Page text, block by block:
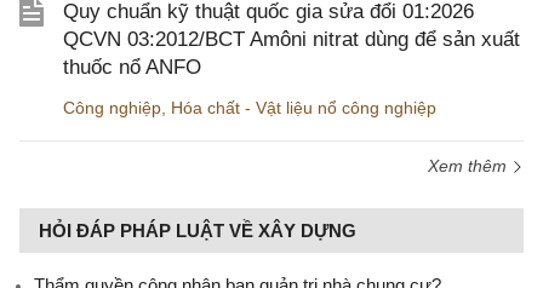
Quy chuẩn kỹ thuật quốc gia sửa đổi 01:2026
QCVN 03:2012/BCT Amôni nitrat dùng để sản xuất
thuốc nổ ANFO
Công nghiệp Hóa chất - Vật liệu nổ công nghiệp
Xem thêm
HỎI ĐÁP PHÁP LUẬT VỀ XÂY DỰNG